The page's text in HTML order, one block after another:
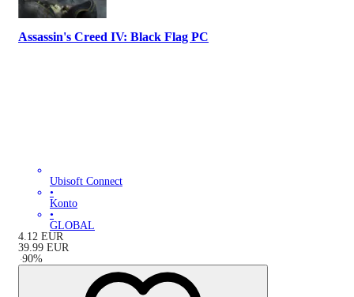
Assassin's Creed IV: Black Flag PC
Ubisoft Connect
•
Konto
•
GLOBAL
4.12 EUR
39.99 EUR
-90%